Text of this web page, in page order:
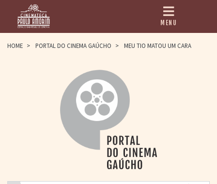
HOME
PAULO AMORIM
> HISTÓRIA
> HOMENAGEADOS
> EQUIPE
> ASSOCIAÇÃO DOS
> BIBLIOTECA
ROMEU GRIMALDI
MENU
HOME > PORTAL DO CINEMA GAÚCHO > MEU TIO MATOU UM CARA